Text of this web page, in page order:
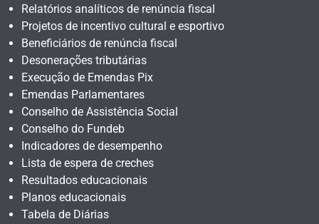
Relatórios analíticos de renúncia fiscal
Projetos de incentivo cultural e esportivo
Beneficiários de renúncia fiscal
Desonerações tributárias
Execução de Emendas Pix
Emendas Parlamentares
Conselho de Assistência Social
Conselho do Fundeb
Indicadores de desempenho
Lista de espera de creches
Resultados educacionais
Planos educacionais
Tabela de Diárias